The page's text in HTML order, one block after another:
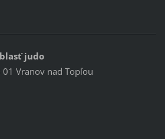
judo
Vranov nad Topľou